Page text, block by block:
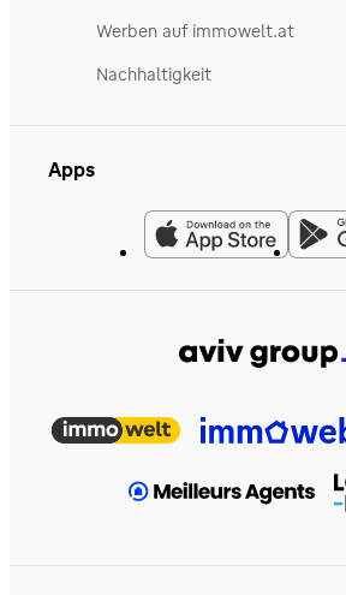
Werben auf immowelt.at
Nachhaltigkeit
Apps